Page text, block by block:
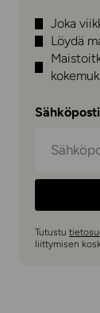
Joka
Löydä
Tutustu
liittymisen